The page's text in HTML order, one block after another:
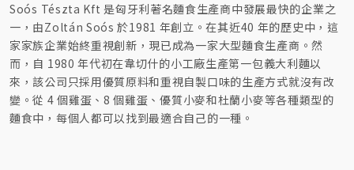
Soós Tészta Kft 是匈牙利著名麵食生產商中發展最快的企業之
一，由Zoltán Soós 於1981 年創立。在其近40 年的歷史中，這
家家族企業始終重視創新，現已成為一家大型麵食生產商。然
而，自 1980 年代初在韋切什的小工廠生產第一包義大利麵以
來，該公司只採用優質原料和重視自製口味的生產方式就沒有改
變。從 4 個雞蛋、8 個雞蛋、優質小麥和杜蘭小麥等各種類型的
麵食中，每個人都可以找到最適合自己的一種。